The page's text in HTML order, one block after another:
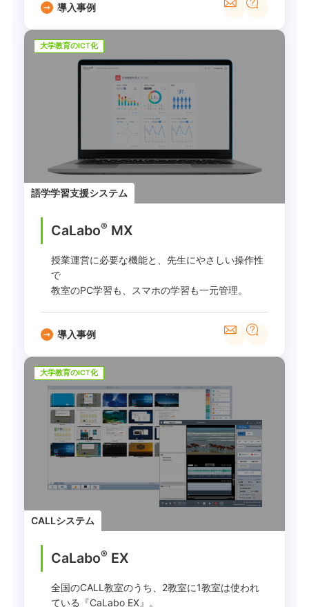
導入事例
大学教育のICT化
語学学習支援システム
CaLabo® MX
授業運営に必要な機能と、先生にやさしい操作性
で
教室のPC学習も、スマホの学習も一元管理。
導入事例
大学教育のICT化
CALLシステム
CaLabo® EX
全国のCALL教室のうち、2教室に1教室は使われ
ている『CaLabo EX』。